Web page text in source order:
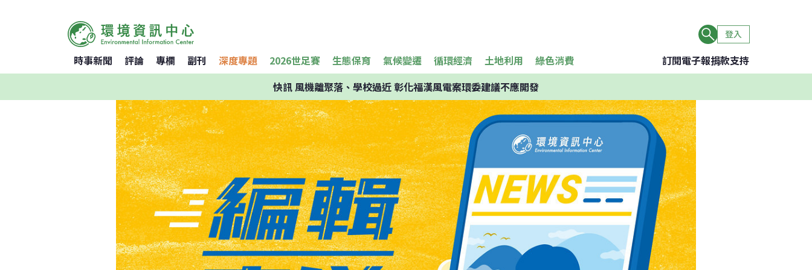
登入
時事新聞 評論 專欄 副刊 深度專題 2026世足賽 生態保育 氣候變遷 循環經濟 土地利用 綠色消費 訂閱電子報捐款支持
快訊風機離聚落、學校過近 彰化福漢風電案環委建議不應開發